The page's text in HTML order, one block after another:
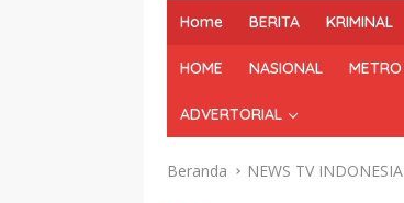
Home BERITA KRIMINAL
HOME NASIONAL METRO
ADVERTORIAL
Beranda NEWS TV INDONESIA